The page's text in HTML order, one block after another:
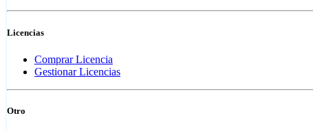
Licencias
Comprar Licencia
Gestionar Licencias
Otro